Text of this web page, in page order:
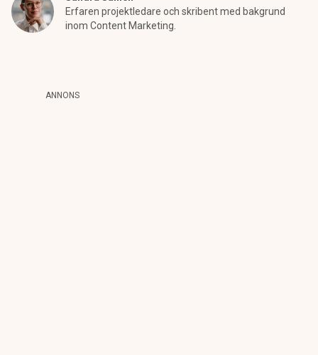
Erfaren projektledare och skribent med bakgrund
inom Content Marketing.
ANNONS